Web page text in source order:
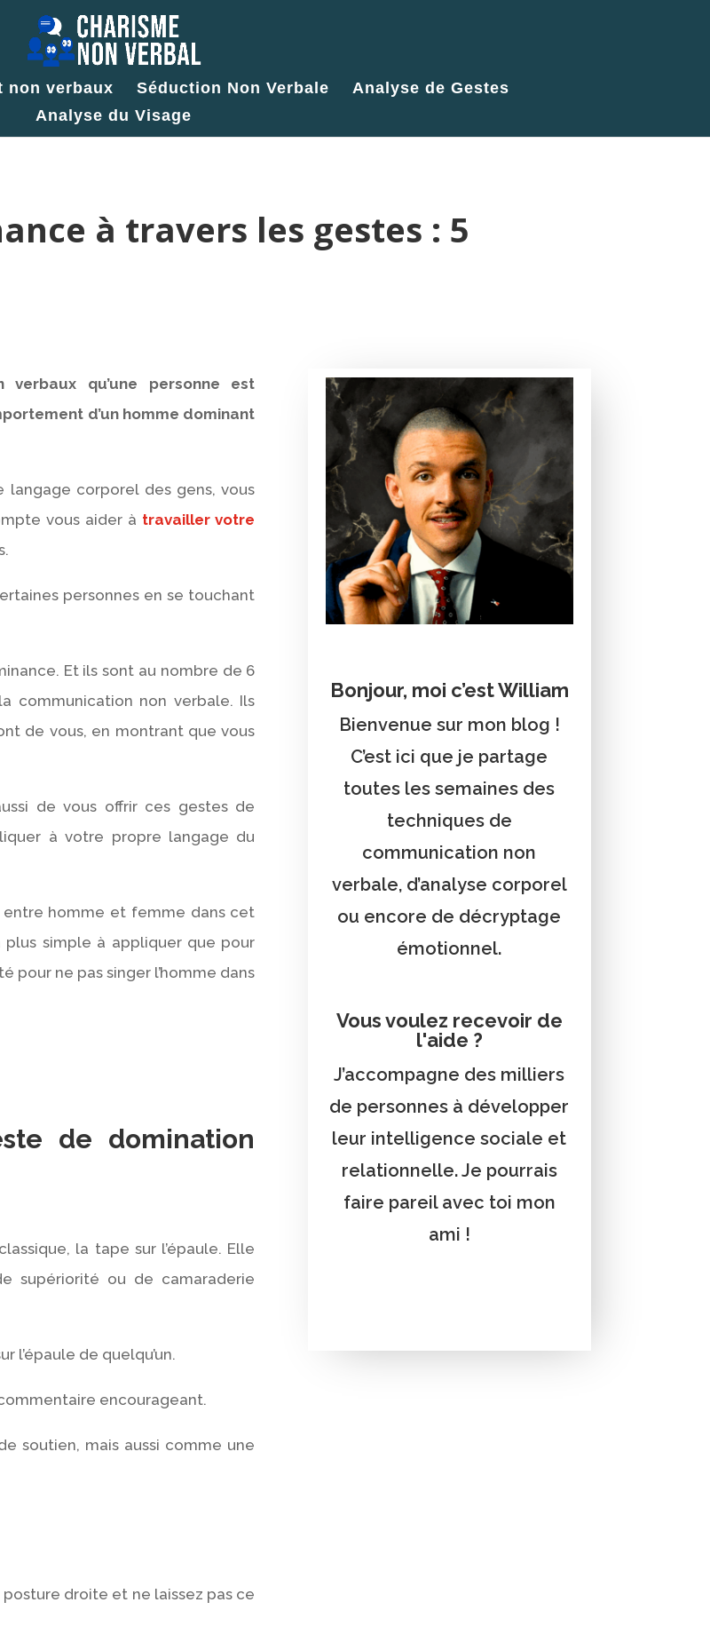
non verbaux Séduction Non Verbale
Analyse de Gestes
Analyse du Visage
à travers les gestes : 5
qu’une personne est
d’un homme dominant
corporel des gens, vous
vous aider à travailler votre
personnes en se touchant
Et ils sont au nombre de 6
communication non verbale. Ils
de vous, en montrant que vous
de vous offrir ces gestes de
à votre propre langage du
homme et femme dans cet
plus simple à appliquer que pour
pour ne pas singer l’homme dans
de domination
la tape sur l’épaule. Elle
supériorité ou de camaraderie
l’épaule de quelqu’un.
encourageant.
soutien, mais aussi comme une
droite et ne laissez pas ce
Bonjour, moi c’est William
Bienvenue sur mon blog !
C’est ici que je partage
toutes les semaines des
techniques de
communication non
verbale, d’analyse corporel
ou encore de décryptage
émotionnel.
Vous voulez recevoir de
l'aide ?
J’accompagne des milliers
de personnes à développer
leur intelligence sociale et
relationnelle. Je pourrais
faire pareil avec toi mon
ami !